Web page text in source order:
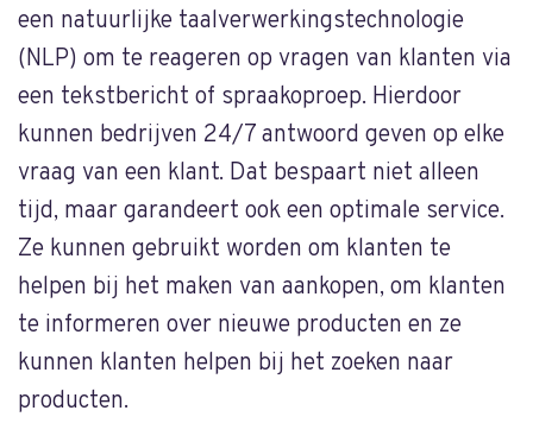
een natuurlijke taalverwerkingstechnologie
(NLP) om te reageren op vragen van klanten via
een tekstbericht of spraakoproep. Hierdoor
kunnen bedrijven 24/7 antwoord geven op elke
vraag van een klant. Dat bespaart niet alleen
tijd, maar garandeert ook een optimale service.
Ze kunnen gebruikt worden om klanten te
helpen bij het maken van aankopen, om klanten
te informeren over nieuwe producten en ze
kunnen klanten helpen bij het zoeken naar
producten.